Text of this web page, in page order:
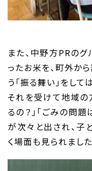
また、中野方PRの
ったお米を、町外か
う「振る舞い」をして
それを受けて地域の
るの？」「ごみの問
が次々と出され、子
く場面も見られました